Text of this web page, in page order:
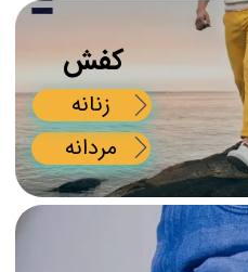
مردانه
زنانه
​کفش